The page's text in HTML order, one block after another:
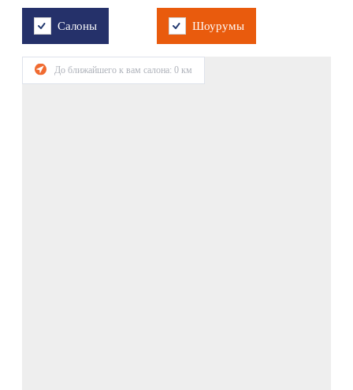
Салоны Шоурумы
До ближайшего к вам салона: 0 км